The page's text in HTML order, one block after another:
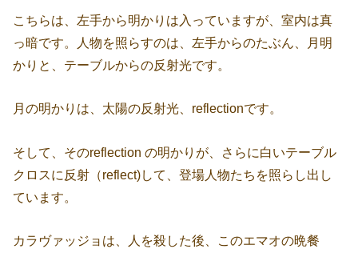
こちらは、左手から明かりは入っていますが、室内は真
っ暗です。人物を照らすのは、左手からのたぶん、月明
かりと、テーブルからの反射光です。
月の明かりは、太陽の反射光、reflectionです。
そして、そのreflection の明かりが、さらに白いテーブル
クロスに反射（reflect)して、登場人物たちを照らし出し
ています。
カラヴァッジョは、人を殺した後、このエマオの晩餐